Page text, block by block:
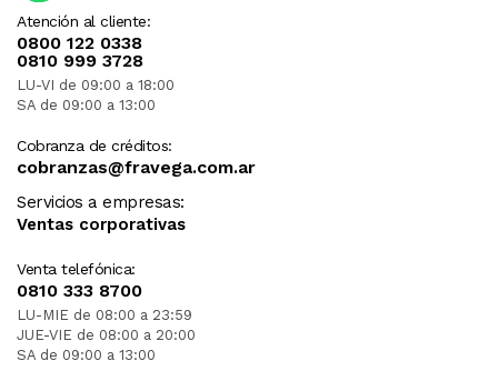
Atención al cliente:
0800 122 0338
0810 999 3728
LU-VI de 09:00 a 18:00
SA de 09:00 a 13:00
Cobranza de créditos:
cobranzas@fravega.com.ar
Servicios a empresas:
Ventas corporativas
Venta telefónica:
0810 333 8700
LU-MIE de 08:00 a 23:59
JUE-VIE de 08:00 a 20:00
SA de 09:00 a 13:00